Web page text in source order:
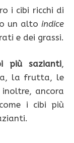
i cibi ricchi di
un alto indice
e dei grassi.
più sazianti,
la frutta, le
ancora
i cibi più